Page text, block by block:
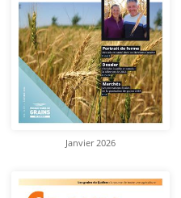
Janvier 2026